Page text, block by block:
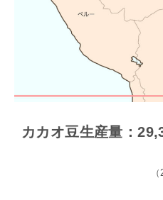
カカオ豆生産量：